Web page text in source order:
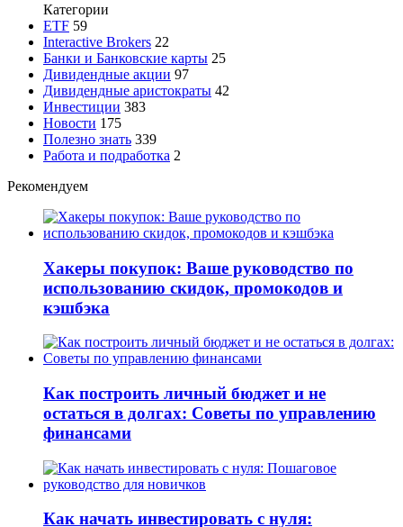
Категории
ETF 59
Interactive Brokers 22
Банки и Банковские карты 25
Дивидендные акции 97
Дивидендные аристократы 42
Инвестиции 383
Новости 175
Полезно знать 339
Работа и подработка 2
Рекомендуем
Хакеры покупок: Ваше руководство по
использованию скидок, промокодов и
кэшбэка
Как построить личный бюджет и не
остаться в долгах: Советы по управлению
финансами
Как начать инвестировать с нуля: